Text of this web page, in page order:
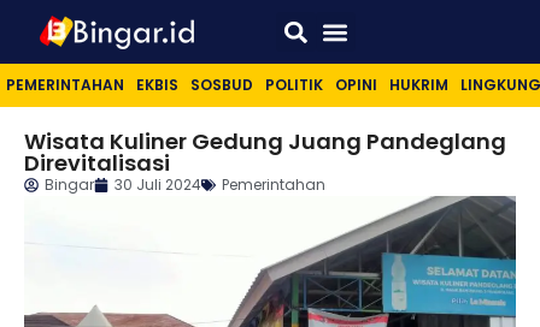
PEMERINTAHAN EKBIS SOSBUD POLITIK OPINI HUKRIM
Wisata Kuliner Gedung Juang Pandeglang
Direvitalisasi
Bingar 30 Juli 2024 Pemerintahan